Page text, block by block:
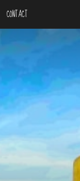
CONTACT